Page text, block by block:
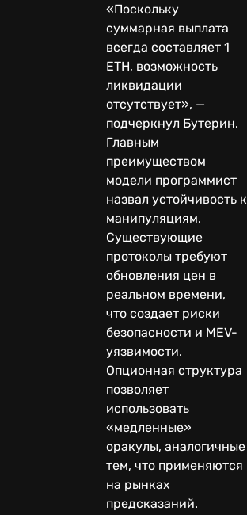
«Поскольку
суммарная выплата
всегда составляет 1
ETH, возможность
ликвидации
отсутствует», —
подчеркнул Бутерин.
Главным
преимуществом
модели программист
назвал устойчивость к
манипуляциям.
Существующие
протоколы требуют
обновления цен в
реальном времени,
что создает риски
безопасности и MEV-
уязвимости.
Опционная структура
позволяет
использовать
«медленные»
оракулы, аналогичные
тем, что применяются
на рынках
предсказаний.